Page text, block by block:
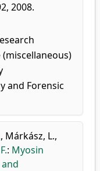
2008.
and Forensic
, Márkász, L.,
: Myosin